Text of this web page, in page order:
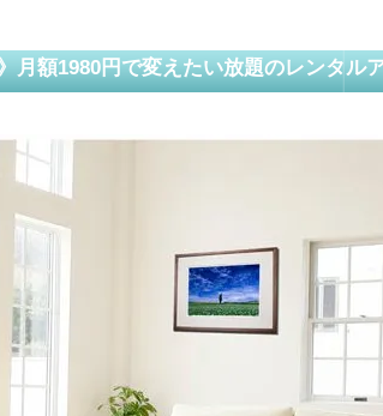
月額1980円で変えたい放題のレンタル